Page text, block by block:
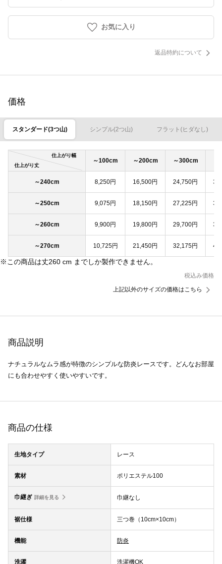
お気に入り
返品特約について
価格
スタンダード(3つ山) シンプル(2つ山) フラット(ヒダなし)
仕上がり幅
仕上がり丈
～100cm ～200cm ～300cm
～240cm 8,250円 16,500円 24,750円
～250cm 9,075円 18,150円 27,225円
～260cm 9,900円 19,800円 29,700円
～270cm 10,725円 21,450円 32,175円
※この商品は丈260 cm までしか製作できません。
税込み価格
上記以外のサイズの価格はこちら
商品説明
ナチュラルなムラ感が特徴のシンプルな防炎レースです。どんなお部屋
にも合わせやすく使いやすいです。
商品の仕様
生地タイプ レース
素材 ポリエステル100
巾継ぎ 詳細を見る 巾継なし
裾仕様 三つ巻（10cm×10cm）
機能 防炎
洗濯 洗濯機OK